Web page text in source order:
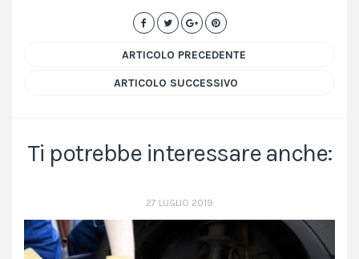
ARTICOLO PRECEDENTE
ARTICOLO SUCCESSIVO
Ti potrebbe interessare anche:
27 LUGLIO 2019